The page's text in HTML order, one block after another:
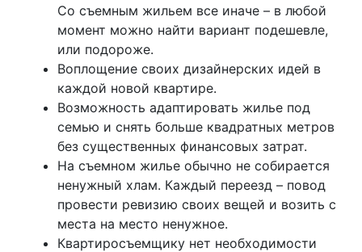
Со съемным жильем все иначе – в любой
момент можно найти вариант подешевле,
или подороже.
Воплощение своих дизайнерских идей в
каждой новой квартире.
Возможность адаптировать жилье под
семью и снять больше квадратных метров
без существенных финансовых затрат.
На съемном жилье обычно не собирается
ненужный хлам. Каждый переезд – повод
провести ревизию своих вещей и возить с
места на место ненужное.
Квартиросъемщику нет необходимости